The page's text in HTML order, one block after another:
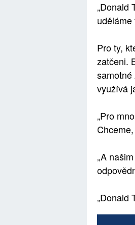
„Donald
uděláme
Pro ty,
zatčeni.
samotné
využívá
„Pro
„A
„Donald